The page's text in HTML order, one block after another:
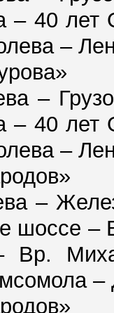
– 40
–
–
– 40
–
–
шоссе
Вр.